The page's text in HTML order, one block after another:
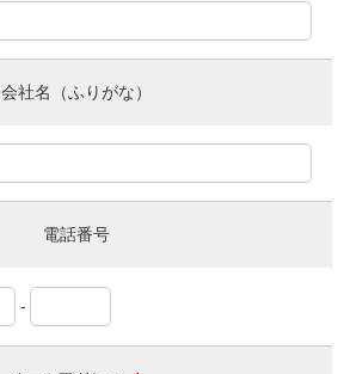
会社名（ふりがな）
電話番号
-